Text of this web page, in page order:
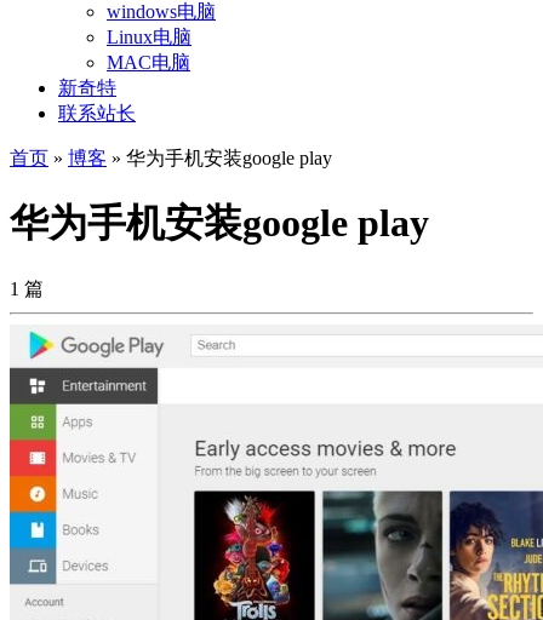
windows电脑
Linux电脑
MAC电脑
新奇特
联系站长
首页 » 博客 » 华为手机安装google play
华为手机安装google play
1 篇